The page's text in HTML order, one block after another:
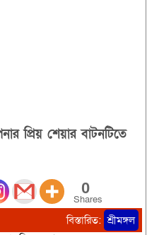
প্রিয় শেয়ার বাটনটিতে
0
Shares
বিস্তারিত: শ্রীমঙ্গল